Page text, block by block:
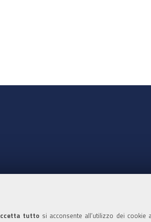
tutto si acconsente all’utilizzo dei cookie